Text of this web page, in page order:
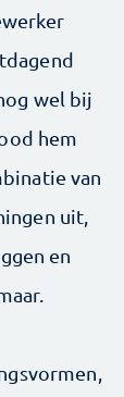
wel bij
hem
van
uit,
en